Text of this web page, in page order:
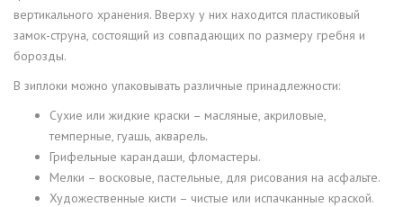
вертикального хранения. Вверху у них находится пластиковый
замок-струна, состоящий из совпадающих по размеру гребня и
борозды.
В зиплоки можно упаковывать различные принадлежности:
Сухие или жидкие краски – масляные, акриловые,
темперные, гуашь, акварель.
Грифельные карандаши, фломастеры.
Мелки – восковые, пастельные, для рисования на асфальте.
Художественные кисти – чистые или испачканные краской.